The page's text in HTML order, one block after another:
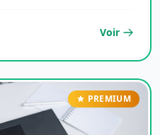
Voir
PREMIUM